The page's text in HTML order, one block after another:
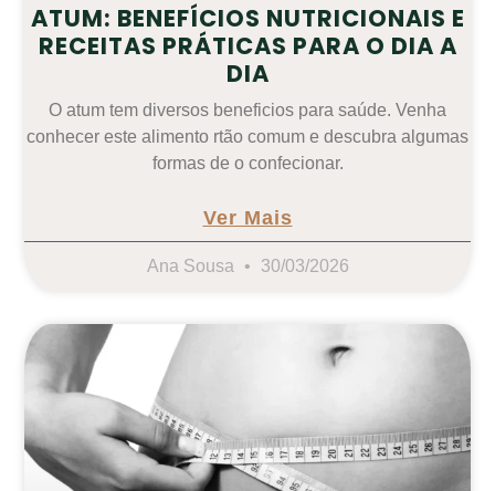
ATUM: BENEFÍCIOS NUTRICIONAIS E
RECEITAS PRÁTICAS PARA O DIA A
DIA
O atum tem diversos beneficios para saúde. Venha
conhecer este alimento rtão comum e descubra algumas
formas de o confecionar.
Ver Mais
Ana Sousa 30/03/2026